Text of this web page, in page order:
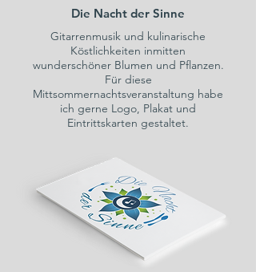
Die Nacht der Sinne
Gitarrenmusik und kulinarische
Köstlichkeiten inmitten
wunderschöner Blumen und Pflanzen.
Für diese
Mittsommernachtsveranstaltung habe
ich gerne Logo, Plakat und
Eintrittskarten gestaltet.